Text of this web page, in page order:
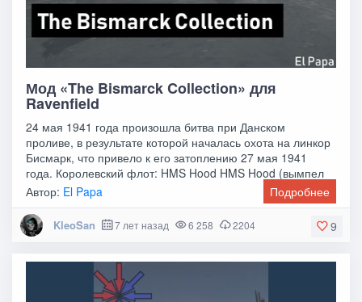
Мод «The Bismarck Collection» для
Ravenfield
24 мая 1941 года произошла битва при Данском
проливе, в результате которой началась охота на линкор
Бисмарк, что привело к его затоплению 27 мая 1941
года. Королевский флот: HMS Hood HMS Hood (вымпел
Автор: El Papa Подробнее
9
KleoSan 7 лет назад 6 258 2204